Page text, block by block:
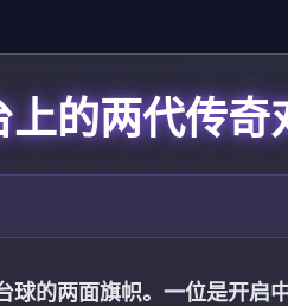
的两代传奇
的两面旗帜。一位是开启